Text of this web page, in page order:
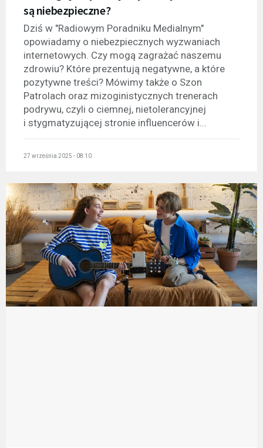
są niebezpieczne?
Dziś w "Radiowym Poradniku Medialnym"
opowiadamy o niebezpiecznych wyzwaniach
internetowych. Czy mogą zagrażać naszemu
zdrowiu? Które prezentują negatywne, a które
pozytywne treści? Mówimy także o Szon
Patrolach oraz mizoginistycznych trenerach
podrywu, czyli o ciemnej, nietolerancyjnej
i stygmatyzującej stronie influencerów i...
27 września 2025 - 08:10